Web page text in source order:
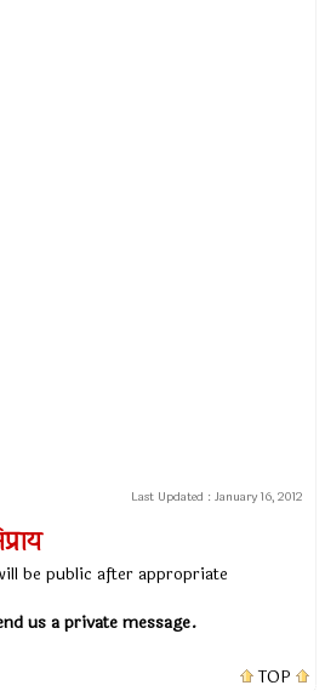
Last Updated : January 16, 2012
be public after appropriate
us a private message.
TOP